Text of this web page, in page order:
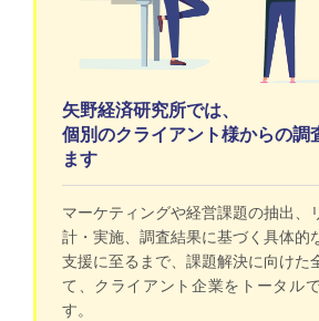
矢野経済研究所では、
個別のクライアント様からの調
ます
マーケティングや経営課題の抽出、
計・実施、調査結果に基づく具体的
支援に至るまで、課題解決に向けた
て、クライアント企業をトータル
す。